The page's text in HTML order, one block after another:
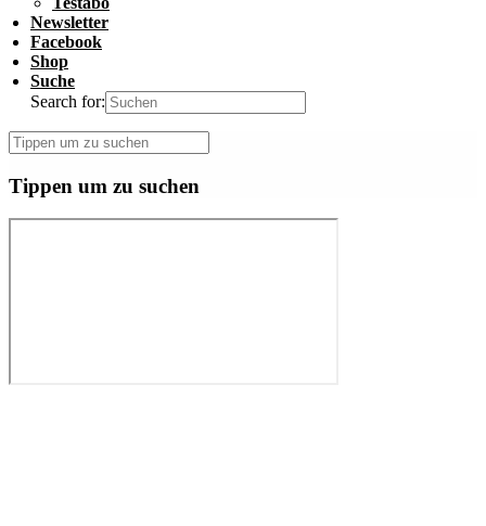
Newsletter
Facebook
Shop
Suche
Search for:
Tippen um zu suchen